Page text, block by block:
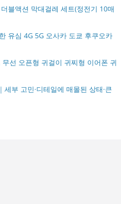
블액션 막대걸레 세트(정전기 10매
유심 4G 5G 오사카 도쿄 후쿠오카
선 오픈형 귀걸이 귀찌형 이어폰 귀
부 고민·디테일에 매몰된 상태·큰